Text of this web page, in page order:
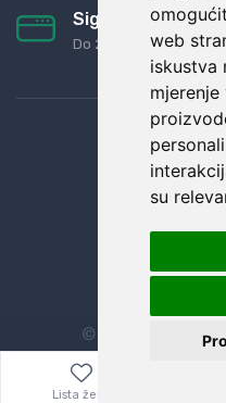
web
iskustva
mjerenje
su
Sigurno obročno
Do 24 rata bez kamata
© Sva prava
Lista želja